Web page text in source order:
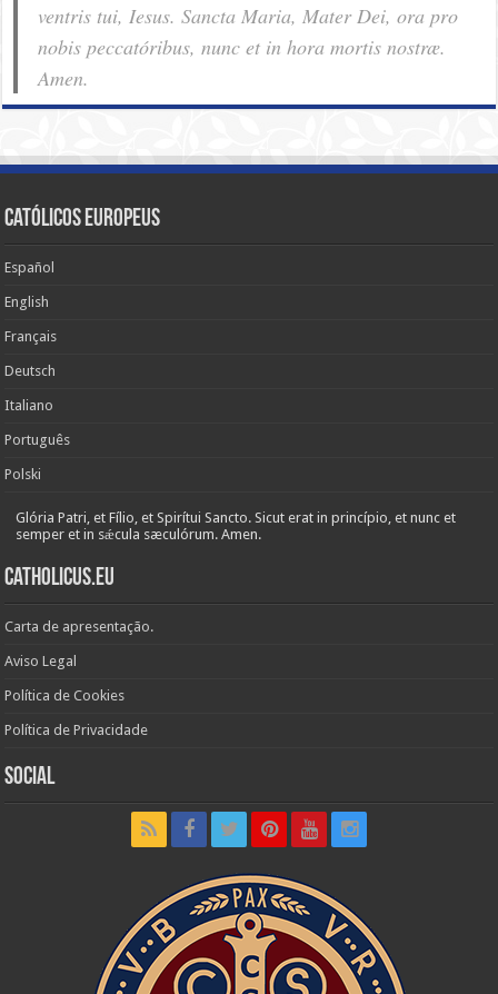
ventris tui, Iesus. Sancta Maria, Mater Dei, ora pro
nobis pec­ca­tóribus, nunc et in hora mortis nostræ.
Amen.
Católicos Europeus
Español
English
Français
Deutsch
Italiano
Português
Polski
Glória Patri, et Fílio, et Spirítui Sancto. Sicut erat in princípio, et nunc et
semper et in sǽcula sæculórum. Amen.
Catholicus.eu
Carta de apresentação.
Aviso Legal
Política de Cookies
Política de Privacidade
Social